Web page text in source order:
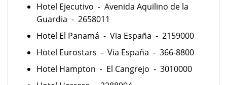
Hotel Ejecutivo - Avenida Aquilino de la
Guardia - 2658011
Hotel El Panamá - Via España - 2159000
Hotel Eurostars - Via España - 366-8800
Hotel Hampton - El Cangrejo - 3010000